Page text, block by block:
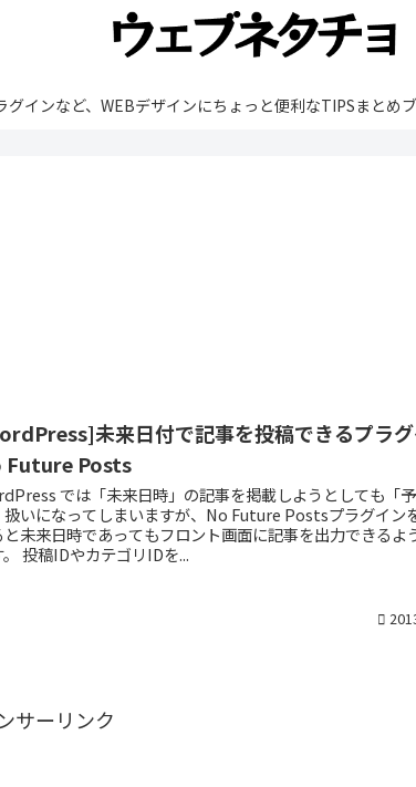
インなど、WEBデザインにちょっと便利なTIPSまとめ
未来日付で記事を投稿できるプラ
Future Posts
では「未来日時」の記事を掲載しようとしても「
扱いになってしまいますが、No Future Postsプラグイン
と未来日時であってもフロント画面に記事を出力できるよ
。 投稿IDやカテゴリIDを...
サーリンク